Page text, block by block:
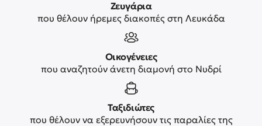
Ζευγάρια
που θέλουν ήρεμες διακοπές στη Λευκάδα
Οικογένειες
που αναζητούν άνετη διαμονή στο Νυδρί
Ταξιδιώτες
που θέλουν να εξερευνήσουν τις παραλίες της